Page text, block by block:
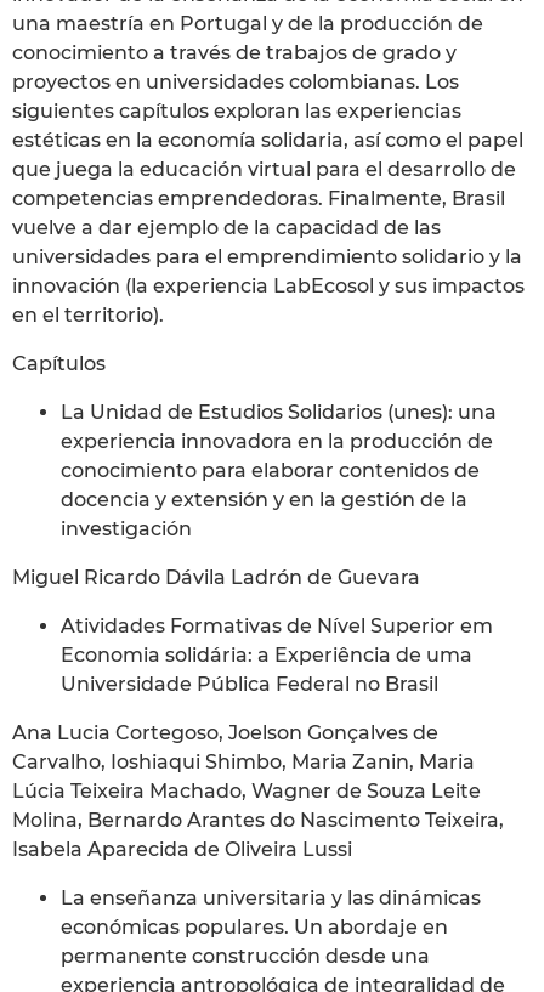
una maestría en Portugal y de la producción de
conocimiento a través de trabajos de grado y
proyectos en universidades colombianas. Los
siguientes capítulos exploran las experiencias
estéticas en la economía solidaria, así como el papel
que juega la educación virtual para el desarrollo de
competencias emprendedoras. Finalmente, Brasil
vuelve a dar ejemplo de la capacidad de las
universidades para el emprendimiento solidario y la
innovación (la experiencia LabEcosol y sus impactos
en el territorio).
Capítulos
La Unidad de Estudios Solidarios (unes): una
experiencia innovadora en la producción de
conocimiento para elaborar contenidos de
docencia y extensión y en la gestión de la
investigación
Miguel Ricardo Dávila Ladrón de Guevara
Atividades Formativas de Nível Superior em
Economia solidária: a Experiência de uma
Universidade Pública Federal no Brasil
Ana Lucia Cortegoso, Joelson Gonçalves de
Carvalho, Ioshiaqui Shimbo, Maria Zanin, Maria
Lúcia Teixeira Machado, Wagner de Souza Leite
Molina, Bernardo Arantes do Nascimento Teixeira,
Isabela Aparecida de Oliveira Lussi
La enseñanza universitaria y las dinámicas
económicas populares. Un abordaje en
permanente construcción desde una
experiencia antropológica de integralidad de